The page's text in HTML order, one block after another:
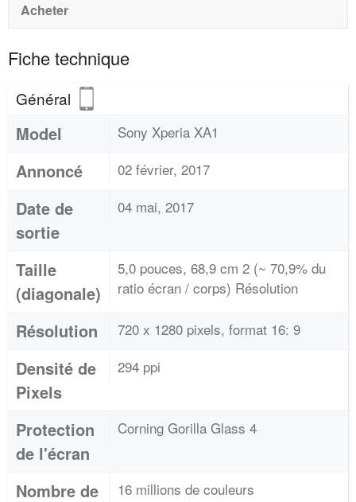
Acheter
Fiche technique
Général
Model Sony Xperia XA1
Annoncé 02 février, 2017
Date de
sortie
04 mai, 2017
Taille
(diagonale)
5,0 pouces, 68,9 cm 2 (~ 70,9% du
ratio écran / corps) Résolution
Résolution 720 x 1280 pixels, format 16: 9
Densité de
Pixels
294 ppi
Protection
de l'écran
Corning Gorilla Glass 4
Nombre de
16 millions de couleurs